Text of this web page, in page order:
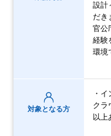
設計
だき
官公
経験
環境
対象となる方
・
クラ
以上